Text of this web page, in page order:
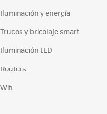
Iluminación y energía
Trucos y bricolaje smart
Iluminación LED
Routers
Wifi